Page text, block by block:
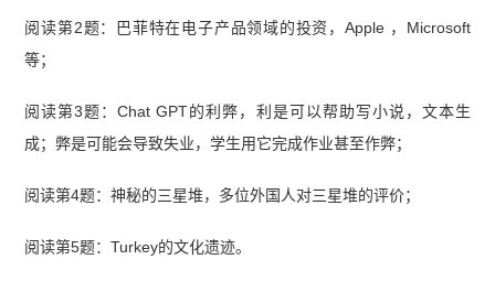
阅读第2题：巴菲特在电子产品领域的投资，Apple ，Microsoft
等；
阅读第3题：Chat GPT的利弊，利是可以帮助写小说，文本生
成；弊是可能会导致失业，学生用它完成作业甚至作弊；
阅读第4题：神秘的三星堆，多位外国人对三星堆的评价；
阅读第5题：Turkey的文化遗迹。